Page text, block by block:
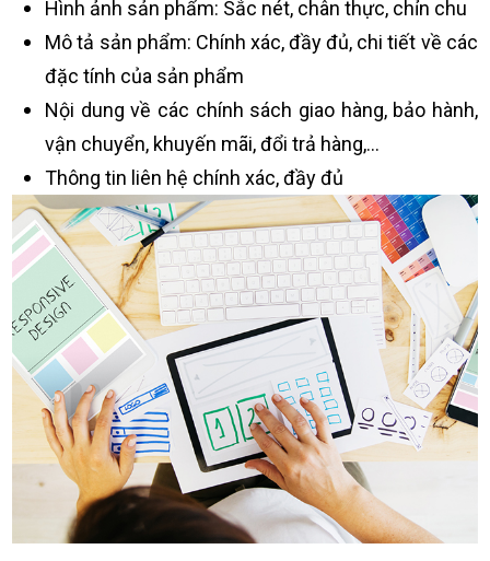
Hình ảnh sản phẩm: Sắc nét, chân thực, chỉn chu
Mô tả sản phẩm: Chính xác, đầy đủ, chi tiết về các
đặc tính của sản phẩm
Nội dung về các chính sách giao hàng, bảo hành,
vận chuyển, khuyến mãi, đổi trả hàng,…
Thông tin liên hệ chính xác, đầy đủ